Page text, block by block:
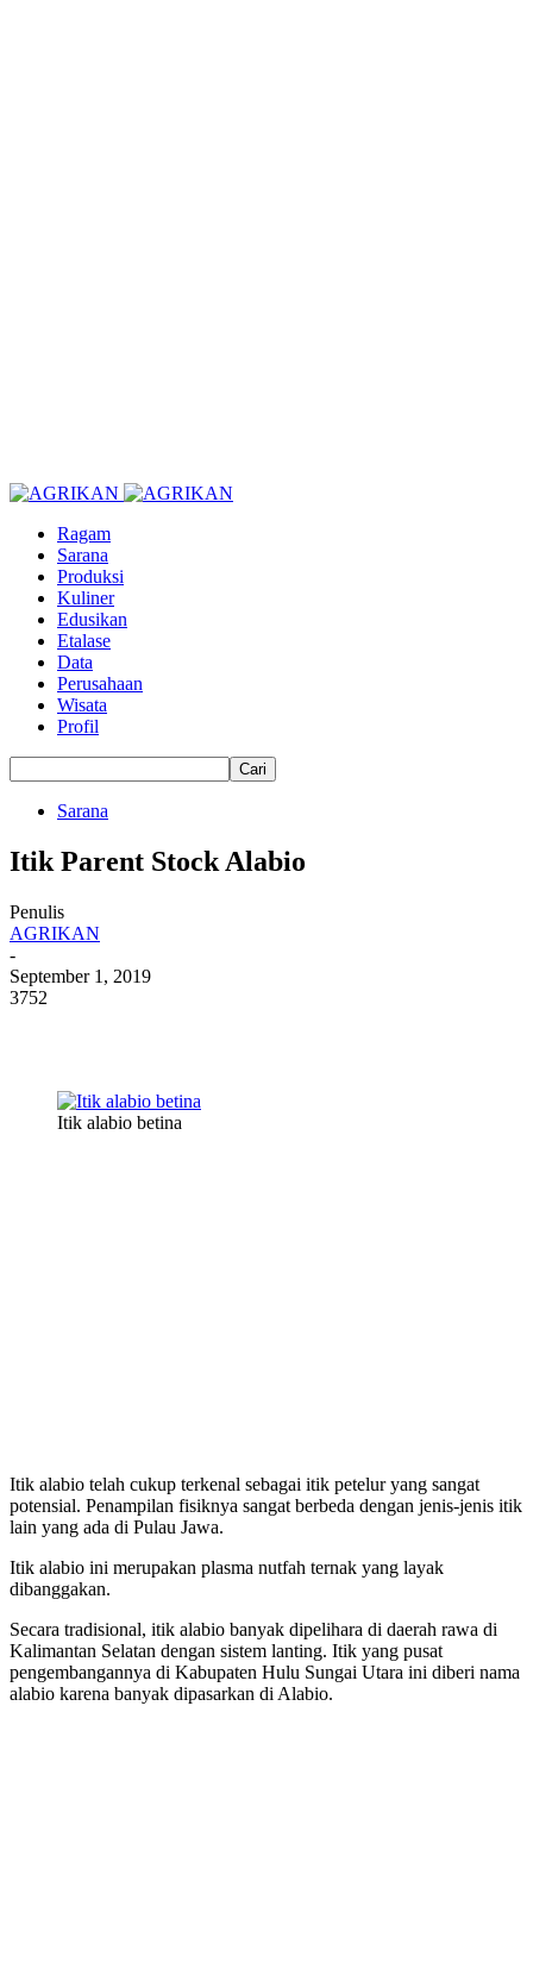
Ragam
Sarana
Produksi
Kuliner
Edusikan
Etalase
Data
Perusahaan
Wisata
Profil
Sarana
Itik Parent Stock Alabio
Penulis
AGRIKAN
-
September 1, 2019
3752
Itik alabio betina
Itik alabio telah cukup terkenal sebagai itik petelur yang sangat
potensial. Penampilan fisiknya sangat berbeda dengan jenis-jenis itik
lain yang ada di Pulau Jawa.
Itik alabio ini merupakan plasma nutfah ternak yang layak
dibanggakan.
Secara tradisional, itik alabio banyak dipelihara di daerah rawa di
Kalimantan Selatan dengan sistem lanting. Itik yang pusat
pengembangannya di Kabupaten Hulu Sungai Utara ini diberi nama
alabio karena banyak dipasarkan di Alabio.